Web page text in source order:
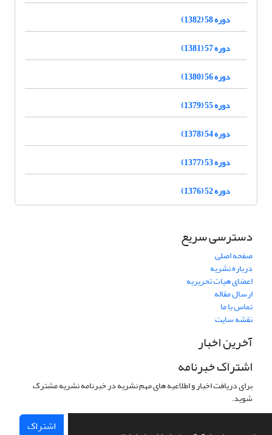
دوره 58 (1382)
دوره 57 (1381)
دوره 56 (1380)
دوره 55 (1379)
دوره 54 (1378)
دوره 53 (1377)
دوره 52 (1376)
دسترسی سریع
صفحه اصلی
درباره نشریه
اعضای هیات تحریریه
ارسال مقاله
تماس با ما
نقشه سایت
آخرین اخبار
اشتراک خبرنامه
برای دریافت اخبار و اطلاعیه های مهم نشریه در خبرنامه نشریه مشترک
شوید.
اشتراک